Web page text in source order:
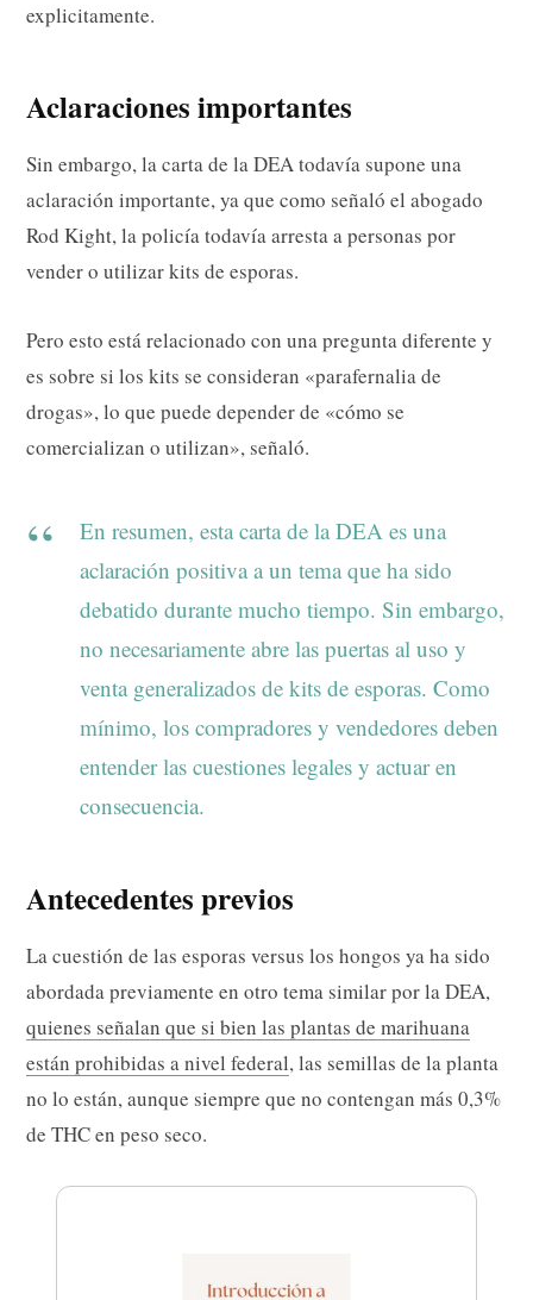
explicitamente.
Aclaraciones importantes
Sin embargo, la carta de la DEA todavía supone una
aclaración importante, ya que como señaló el abogado
Rod Kight, la policía todavía arresta a personas por
vender o utilizar kits de esporas.
Pero esto está relacionado con una pregunta diferente y
es sobre si los kits se consideran «parafernalia de
drogas», lo que puede depender de «cómo se
comercializan o utilizan», señaló.
En resumen, esta carta de la DEA es una
aclaración positiva a un tema que ha sido
debatido durante mucho tiempo. Sin embargo,
no necesariamente abre las puertas al uso y
venta generalizados de kits de esporas. Como
mínimo, los compradores y vendedores deben
entender las cuestiones legales y actuar en
consecuencia.
Antecedentes previos
La cuestión de las esporas versus los hongos ya ha sido
abordada previamente en otro tema similar por la DEA,
quienes señalan que si bien las plantas de marihuana
están prohibidas a nivel federal, las semillas de la planta
no lo están, aunque siempre que no contengan más 0,3%
de THC en peso seco.